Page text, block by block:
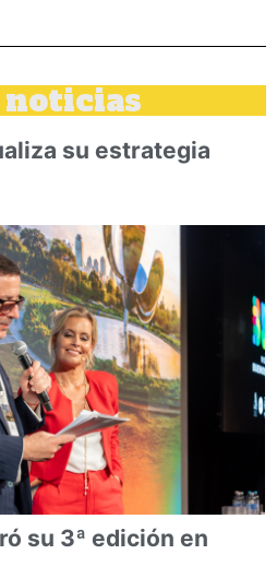
noticias
su estrategia
su 3ª edición en